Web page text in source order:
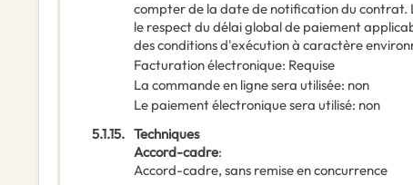
compter de la date de notification du contrat.
le respect du délai global de paiement
des conditions d'exécution à caractère
Facturation électronique: Requise
La commande en ligne sera utilisée: non
Le paiement électronique sera utilisé: non
5.1.15. Techniques
Accord-cadre:
Accord-cadre, sans remise en concurrence